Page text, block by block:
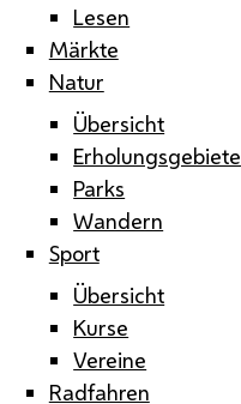
Lesen
Märkte
Natur
Übersicht
Erholungsgebiete
Parks
Wandern
Sport
Übersicht
Kurse
Vereine
Radfahren